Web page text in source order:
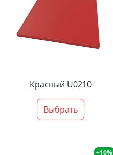
Красный U0210
Выбрать
+10%